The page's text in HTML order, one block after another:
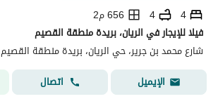
4
4
656 م2
فيلا للإيجار في الريان، بريدة منطقة القصيم
شارع محمد بن جرير، حي الريان، بريدة منطقة القصيم
الإيميل
اتصال